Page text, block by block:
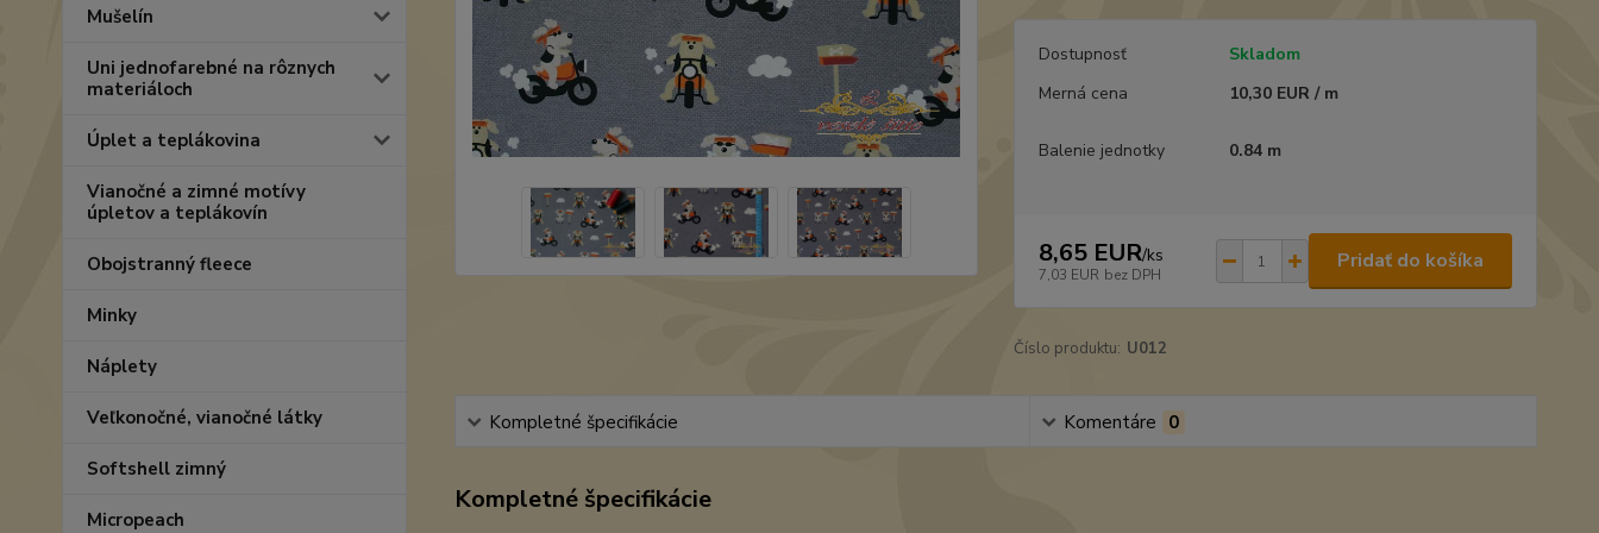
Mušelín
Uni jednofarebné na rôznych
materiáloch
Úplet a teplákovina
Vianočné a zimné motívy
úpletov a teplákovín
Obojstranný fleece
Minky
Náplety
Veľkonočné, vianočné látky
Softshell zimný
Micropeach
Dostupnosť
Skladom
Merná cena
10,30 EUR / m
Balenie jednotky 0.84 m
8,65 EUR/ks
7,03 EUR bez DPH
Pridať do košíka
Číslo produktu: U012
Kompletné špecifikácie Komentáre 0
Kompletné špecifikácie